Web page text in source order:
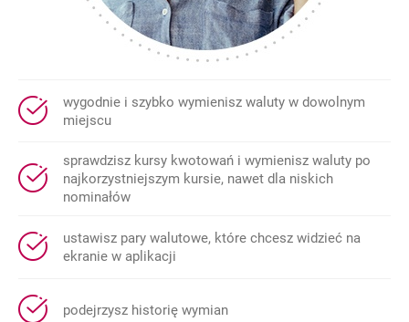
wygodnie i szybko wymienisz waluty w dowolnym
miejscu
sprawdzisz kursy kwotowań i wymienisz waluty po
najkorzystniejszym kursie, nawet dla niskich
nominałów
ustawisz pary walutowe, które chcesz widzieć na
ekranie w aplikacji
podejrzysz historię wymian